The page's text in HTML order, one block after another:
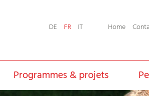
DE FR IT Home
Programmes & projets